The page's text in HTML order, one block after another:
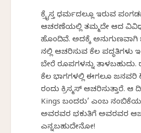
ಕ್ರೈಸ್ತ ಧರ್ಮದಲ್ಲೂ ಇರುವ
ಆಚರಣೆಯಲ್ಲಿ ತಮ್ಮದೇ ಆದ ವಿವಿಧ
ಹೊಂದಿವೆ. ಅದಕ್ಕೆ
ನಲ್ಲಿ ಆಚರಿಸುವ ಕೆಲ ಪದ್ಧತಿಗಳು
ಬೇರೆ ರೂಪಗಳನ್ನು ತಾಳಬಹುದು.
ಕೆಲ ಭಾಗಗಳಲ್ಲಿ ಈಗಲೂ ಜನವರಿ
ರಂದು ಕ್ರಿಸ್ಮಸ್ ಆಚರಿಸುತ್ತಾರೆ. ಆ
Kings ಬಂದರು’ ಎಂಬ
ಅವರವರ ಭಕುತಿಗೆ ಅವರವರ
ಎನ್ನಬಹುದೇನೋ!